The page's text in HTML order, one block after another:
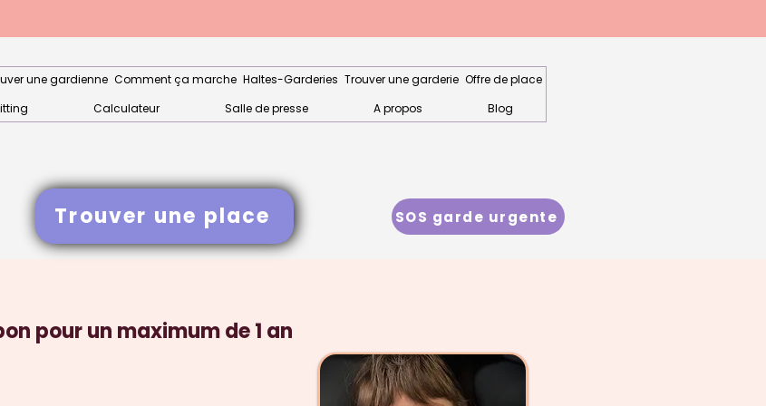
une gardienne Comment ça marche Haltes-Garderies Trouver une garderie Offre de place
Calculateur Salle de presse A propos Blog
Trouver une place SOS garde urgente
pour un maximum de 1 an